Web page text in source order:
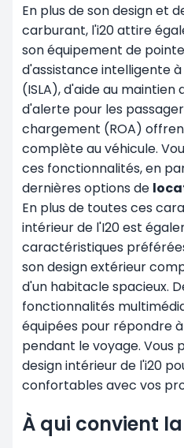
En plus de son design et
carburant, l'i20 attire
son équipement de
d'assistance intelligente
(ISLA), d'aide au maintien
d'alerte pour les
chargement (ROA)
complète au véhicule.
ces fonctionnalités, en
dernières options de
En plus de toutes ces
intérieur de l'I20 est
caractéristiques
son design extérieur
d'un habitacle spacieux.
fonctionnalités
équipées pour répondre
pendant le voyage. Vous
design intérieur de l'i20
confortables avec vos
À qui convient